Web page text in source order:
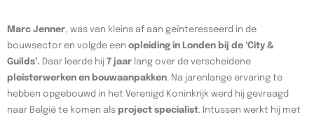
Marc Jenner, was van kleins af aan geïnteresseerd in de
bouwsector en volgde een opleiding in Londen bij de ‘City &
Guilds’. Daar leerde hij 7 jaar lang over de verscheidene
pleisterwerken en bouwaanpakken. Na jarenlange ervaring te
hebben opgebouwd in het Verenigd Koninkrijk werd hij gevraagd
naar België te komen als project specialist. Intussen werkt hij met